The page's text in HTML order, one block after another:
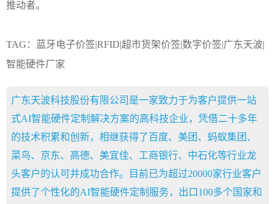
推动者。
TAG： 蓝牙电子价签|RFID|超市货架价签|数字价签|广东天波|
智能硬件厂家
广东天波科技股份有限公司是一家致力于为客户提供一站
式AI智能硬件定制解决方案的高科技企业，凭借二十多年
的技术积累和创新，相继获得了百度、美团、蚂蚁集团、
菜鸟、京东、高德、美宜佳、工商银行、中石化等行业龙
头客户的认可并成功合作。目前已为超过20000家行业客户
提供了个性化的AI智能硬件定制服务，出口100多个国家和